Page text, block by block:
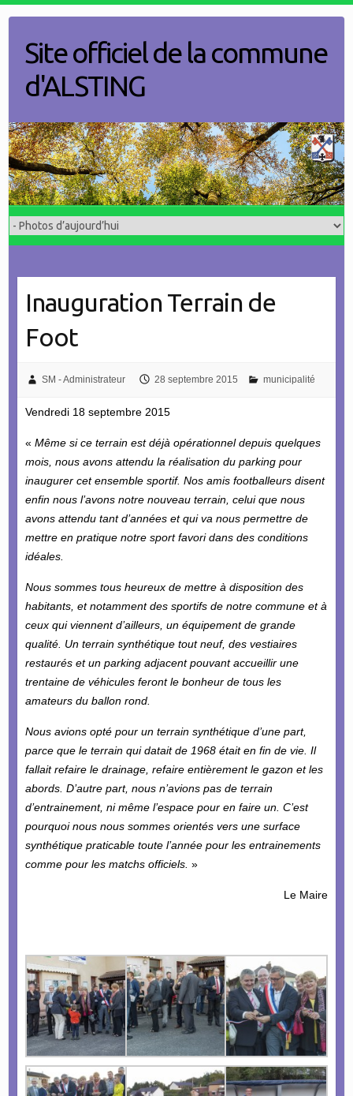
contentSite officiel de la commune
d'ALSTING
Inauguration Terrain de
Foot
SM - Administrateur 28 septembre 2015 municipalité
Vendredi 18 septembre 2015
« Même si ce terrain est déjà opérationnel depuis quelques
mois, nous avons attendu la réalisation du parking pour
inaugurer cet ensemble sportif. Nos amis footballeurs disent
enfin nous l’avons notre nouveau terrain, celui que nous
avons attendu tant d’années et qui va nous permettre de
mettre en pratique notre sport favori dans des conditions
idéales.
Nous sommes tous heureux de mettre à disposition des
habitants, et notamment des sportifs de notre commune et à
ceux qui viennent d’ailleurs, un équipement de grande
qualité. Un terrain synthétique tout neuf, des vestiaires
restaurés et un parking adjacent pouvant accueillir une
trentaine de véhicules feront le bonheur de tous les
amateurs du ballon rond.
Nous avions opté pour un terrain synthétique d’une part,
parce que le terrain qui datait de 1968 était en fin de vie. Il
fallait refaire le drainage, refaire entièrement le gazon et les
abords. D’autre part, nous n’avions pas de terrain
d’entrainement, ni même l’espace pour en faire un. C’est
pourquoi nous nous sommes orientés vers une surface
synthétique praticable toute l’année pour les entrainements
comme pour les matchs officiels. »
Le Maire